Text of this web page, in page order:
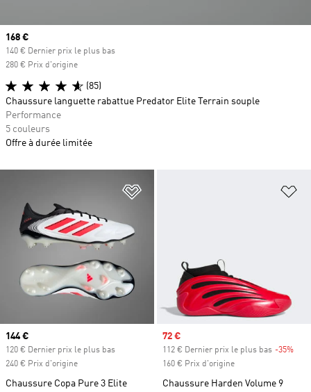
Ajouter à la Liste de produits
Prix actuel
144 €
120 € Dernier prix le plus bas
240 € Prix d'origine
Chaussure Copa Pure 3 Elite
Prix soldé
72 €
112 € Dernier prix le plus bas -35%
160 € Prix d'origine
Chaussure Harden Volume 9
Prix actuel
168 €
140 € Dernier prix le plus bas
280 € Prix d'origine
(85)
Chaussure languette rabattue Predator Elite Terrain souple
Performance
5 couleurs
Offre à durée limitée